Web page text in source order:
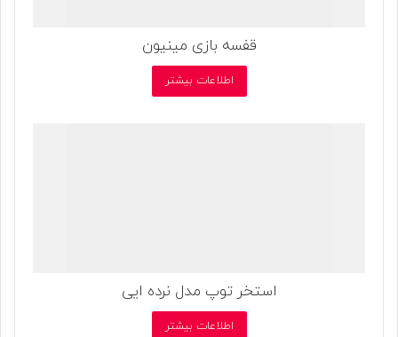
قفسه بازی مینیون
اطلاعات بیشتر
استخر توپ مدل نرده ایی
اطلاعات بیشتر